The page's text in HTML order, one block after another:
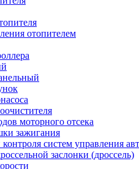
отопителем
моторного отсека
зажигания
систем управления
заслонки (дроссель)